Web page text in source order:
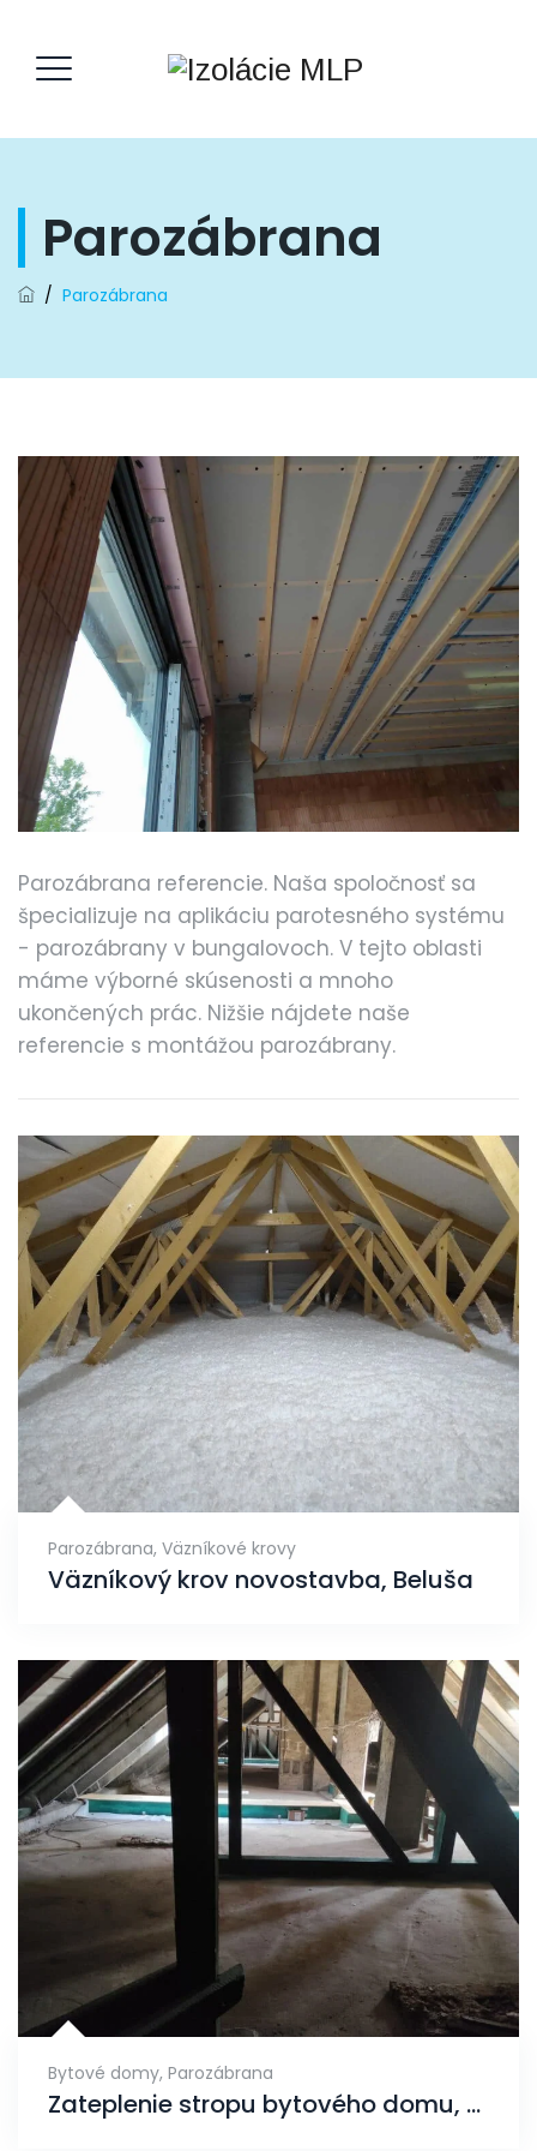
Parozábrana
/ Parozábrana
Parozábrana referencie. Naša spoločnosť sa
špecializuje na aplikáciu parotesného systému
- parozábrany v bungalovoch. V tejto oblasti
máme výborné skúsenosti a mnoho
ukončených prác. Nižšie nájdete naše
referencie s montážou parozábrany.
Parozábrana, Väzníkové krovy
Väzníkový krov novostavba, Beluša
Bytové domy, Parozábrana
Zateplenie stropu bytového domu, Brezno